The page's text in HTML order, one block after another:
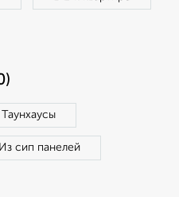
Таунхаусы
Из сип панелей